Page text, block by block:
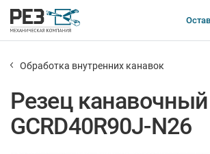
Обработка внутренних канавок
Резец канавочный
GCRD40R90J-N26